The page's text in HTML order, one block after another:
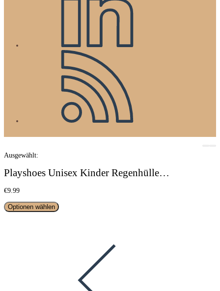
Ausgewählt:
Playshoes Unisex Kinder Regenhülle…
€9.99
Optionen wählen